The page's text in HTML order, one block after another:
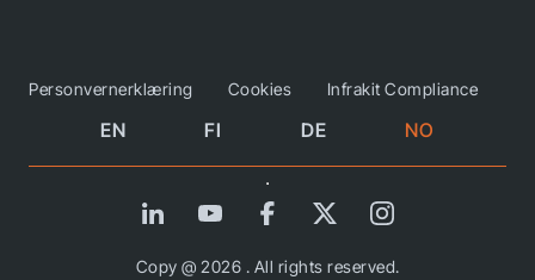
Personvernerklæring Cookies Infrakit Compliance
EN FI DE NO
Copy @ 2026 . All rights reserved.